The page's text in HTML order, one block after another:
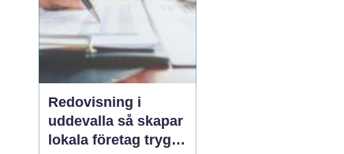
Redovisning i
uddevalla så skapar
lokala företag trygg